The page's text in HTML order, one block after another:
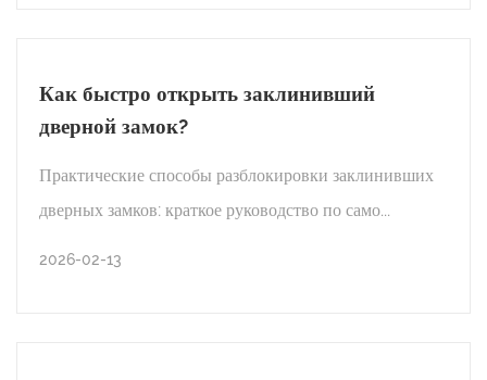
Повредит ли блокировка дискового
тормоза мои тормозные диски или
тормозную систему?
ЧИТАТЬ ДАЛЕЕ
Как быстро открыть заклинивший
дверной замок?
Практические способы разблокировки заклинивших
дверных замков: краткое руководство по само...
2026-02-13